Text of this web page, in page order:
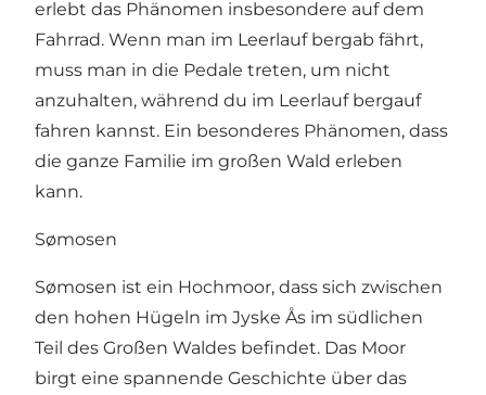
erlebt das Phänomen insbesondere auf dem
Fahrrad. Wenn man im Leerlauf bergab fährt,
muss man in die Pedale treten, um nicht
anzuhalten, während du im Leerlauf bergauf
fahren kannst. Ein besonderes Phänomen, dass
die ganze Familie im großen Wald erleben
kann.
Sømosen
Sømosen ist ein Hochmoor, dass sich zwischen
den hohen Hügeln im Jyske Ås im südlichen
Teil des Großen Waldes befindet. Das Moor
birgt eine spannende Geschichte über das